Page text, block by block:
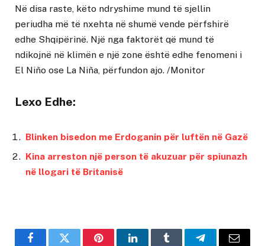
Në disa raste, këto ndryshime mund të sjellin
periudha më të nxehta në shumë vende përfshirë
edhe Shqipërinë. Një nga faktorët që mund të
ndikojnë në klimën e një zone është edhe fenomeni i
El Niño ose La Niña, përfundon ajo. /Monitor
Lexo Edhe:
Blinken bisedon me Erdoganin për luftën në Gazë
Kina arreston një person të akuzuar për spiunazh
në llogari të Britanisë